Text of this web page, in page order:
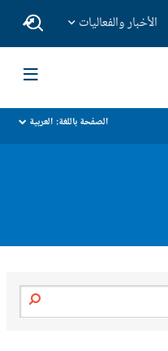
الأخبار والفعاليات
الصفحة باللغة:العربية dropdown